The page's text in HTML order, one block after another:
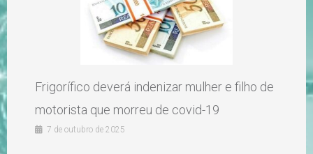
Frigorífico deverá indenizar mulher e filho de
motorista que morreu de covid-19
7 de outubro de 2025